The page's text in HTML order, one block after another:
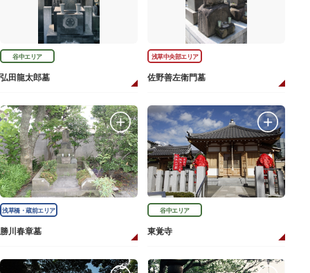
谷中エリア
弘田龍太郎墓
浅草中央部エリア
佐野善左衛門墓
浅草橋・蔵前エリア
勝川春章墓
谷中エリア
東覚寺